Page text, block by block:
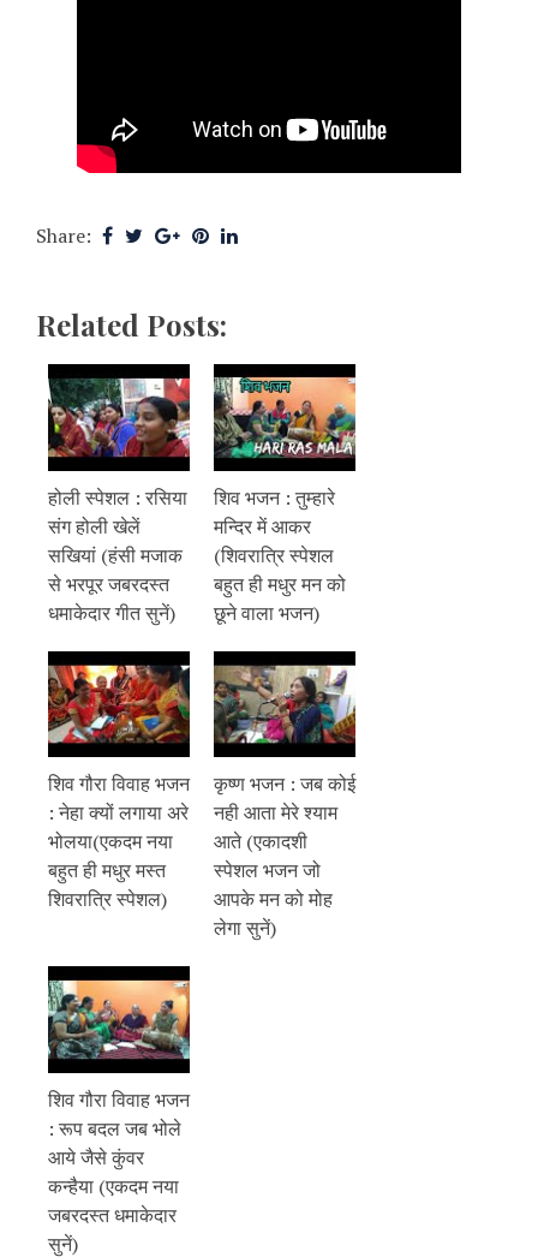
Share:
Related Posts:
होली स्पेशल : रसिया
संग होली खेलें
सखियां (हंसी मजाक
से भरपूर जबरदस्त
धमाकेदार गीत सुनें)
शिव भजन : तुम्हारे
मन्दिर में आकर
(शिवरात्रि स्पेशल
बहुत ही मधुर मन को
छूने वाला भजन)
शिव गौरा विवाह भजन
: नेहा क्यों लगाया अरे
भोलया(एकदम नया
बहुत ही मधुर मस्त
शिवरात्रि स्पेशल)
कृष्ण भजन : जब कोई
नही आता मेरे श्याम
आते (एकादशी
स्पेशल भजन जो
आपके मन को मोह
लेगा सुनें)
शिव गौरा विवाह भजन
: रूप बदल जब भोले
आये जैसे कुंवर
कन्हैया (एकदम नया
जबरदस्त धमाकेदार
सुनें)